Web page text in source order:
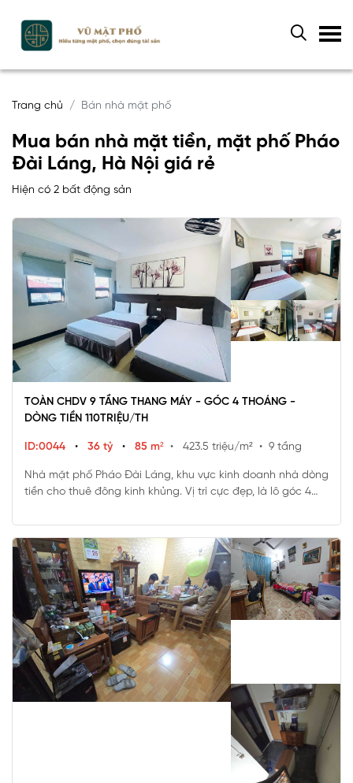
Trang chủ Bán nhà mặt phố
Mua bán nhà mặt tiền, mặt phố Pháo
Đài Láng, Hà Nội giá rẻ
Hiện có 2 bất động sản
TOÀN CHDV 9 TẦNG THANG MÁY - GÓC 4 THOÁNG -
DÒNG TIỀN 110TRIỆU/TH
ID:0044 • 36 tỷ • 85 m² • 423.5 triệu/m² • 9 tầng
Nhà mặt phố Pháo Đài Láng, khu vực kinh doanh nhà dòng
tiền cho thuê đông kinh khủng. Vị trí cực đẹp, là lô góc 4